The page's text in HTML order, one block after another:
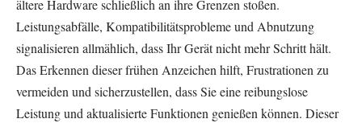
ältere Hardware schließlich an ihre Grenzen stoßen.
Leistungsabfälle, Kompatibilitätsprobleme und Abnutzung
signalisieren allmählich, dass Ihr Gerät nicht mehr Schritt hält.
Das Erkennen dieser frühen Anzeichen hilft, Frustrationen zu
vermeiden und sicherzustellen, dass Sie eine reibungslose
Leistung und aktualisierte Funktionen genießen können. Dieser